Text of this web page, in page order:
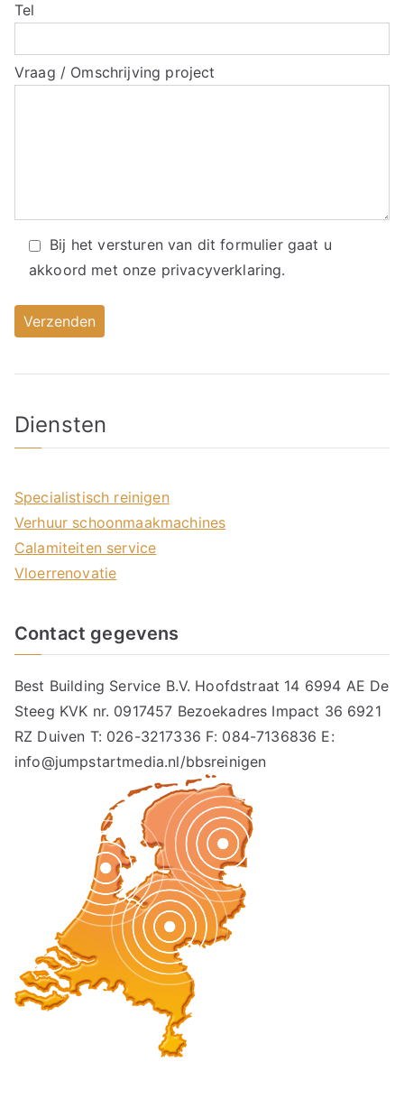
Tel
Vraag / Omschrijving project
Bij het versturen van dit formulier gaat u
akkoord met onze privacyverklaring.
Diensten
Specialistisch reinigen
Verhuur schoonmaakmachines
Calamiteiten service
Vloerrenovatie
Contact gegevens
Best Building Service B.V. Hoofdstraat 14 6994 AE De
Steeg KVK nr. 0917457 Bezoekadres Impact 36 6921
RZ Duiven T: 026-3217336 F: 084-7136836 E:
info@jumpstartmedia.nl/bbsreinigen